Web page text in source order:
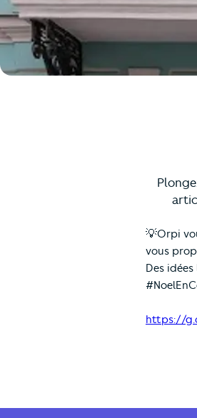
💡Orpi
vous
Des
https://